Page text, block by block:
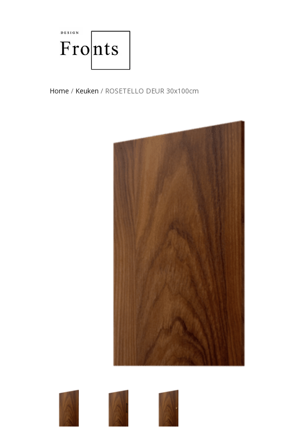
Home / Keuken / ROSETELLO DEUR 30x100cm